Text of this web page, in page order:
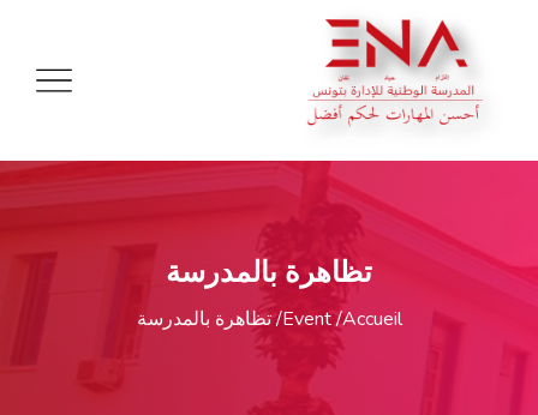
تظاهرة بالمدرسة
Accueil
Event تظاهرة بالمدرسة